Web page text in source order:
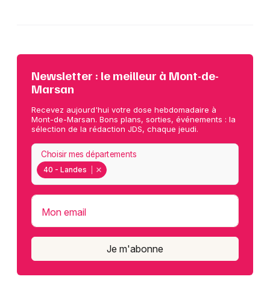
Newsletter : le meilleur à Mont-de-
Marsan
Recevez aujourd'hui votre dose hebdomadaire à
Mont-de-Marsan. Bons plans, sorties, événements : la
sélection de la rédaction JDS, chaque jeudi.
40 - Landes
Choisir mes départements
Mon email
Je m'abonne